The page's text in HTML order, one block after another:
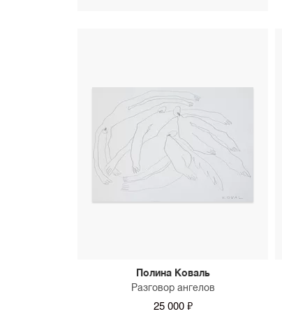
Полина Коваль
Разговор ангелов
25 000 ₽